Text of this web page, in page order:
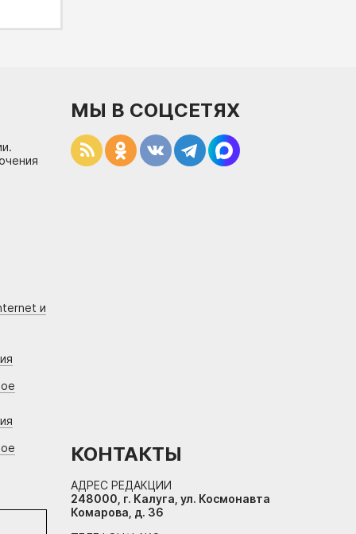
и
МЫ В СОЦСЕТЯХ
КОНТАКТЫ
АДРЕС РЕДАКЦИИ
248000, г. Калуга, ул. Космонавта
Комарова, д. 36